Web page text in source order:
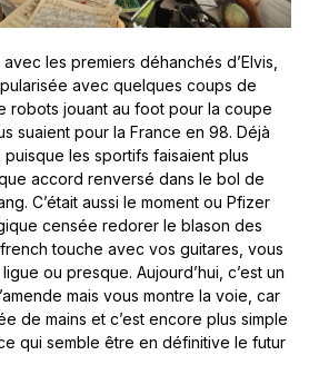
avec les premiers déhanchés d’Elvis,
avec quelques coups de
robots jouant au foot pour la coupe
suaient pour la France en 98. Déjà
les sportifs faisaient plus
accord renversé dans le bol de
C’était aussi le moment ou Pfizer
censée redorer le blason des
touche avec vos guitares, vous
ou presque. Aujourd’hui, c’est un
mais vous montre la voie, car
de mains et c’est encore plus simple
qui semble être en définitive le futur